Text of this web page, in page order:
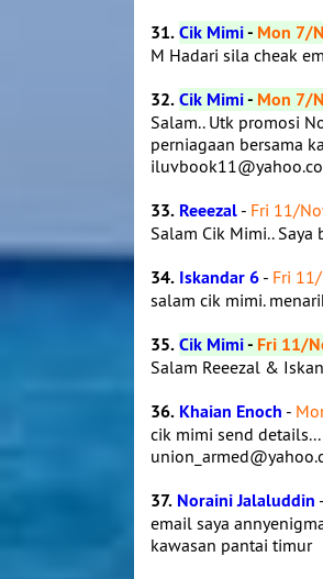
31.Cik Mimi- Mon 7/
M Hadari sila cheak
32.Cik Mimi- Mon 7/
Salam.. Utk promosi
perniagaan bersama
33. Reeezal - Fri 11/
Salam Cik Mimi..
34. Iskandar 6 - Fri
salam cik mimi.
35.Cik Mimi- Fri 11/
Salam Reeezal &
36. Khaian Enoch -
cik mimi send details...
37. Noraini Jalaluddin -
email saya
kawasan pantai timur